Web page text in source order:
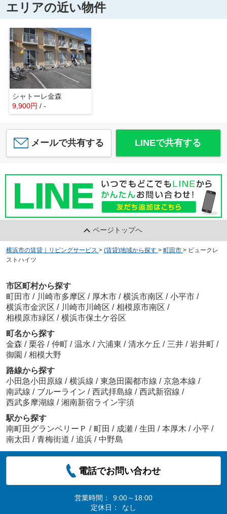
エリアの近い物件
シャトーレ金森
9,900円 / -
メールで共有する LINEで共有する
ページトップへ
横浜市の賃貸｜リビングサービス > (賃貸)地域から探す > 町田市 > ビュークレ
ストハイツ
市区町村から探す
町田市 / 川崎市多摩区 / 厚木市 / 横浜市南区 / 小平市 /
横浜市金沢区 / 川崎市川崎区 / 相模原市南区 /
相模原市緑区 / 横浜市保土ケ谷区
町名から探す
金森 / 栗谷 / 仲町 / 温水 / 六浦東 / 清水ケ丘 / 三井 / 岩井町 /
御園 / 相模大野
路線から探す
小田急小田原線 / 横浜線 / 東急田園都市線 / 京急本線 /
南武線 / ブルーライン / 西武拝島線 / 西武新宿線 /
西武多摩湖線 / 湘南新宿ライン宇須
駅から探す
南町田グランベリーＰ / 町田 / 成瀬 / 生田 / 本厚木 / 小平 /
南太田 / 青梅街道 / 追浜 / 中野島
電話でお問い合わせ
営業時間：
9:00～18:00
定休日：
なし